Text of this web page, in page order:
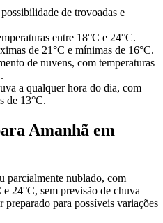
de trovoadas e
entre 18°C e 24°C.
de 21°C e mínimas de 16°C.
de nuvens, com temperaturas
a qualquer hora do dia, com
de 13°C.
Amanhã em
parcialmente nublado, com
24°C, sem previsão de chuva
para possíveis variações